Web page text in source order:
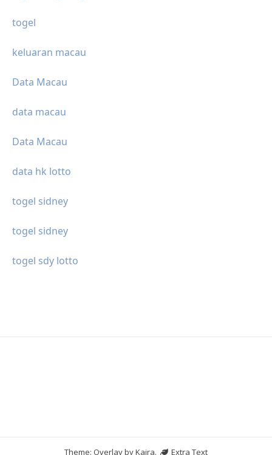
togel
keluaran macau
Data Macau
data macau
Data Macau
data hk lotto
togel sidney
togel sidney
togel sdy lotto
Theme: Overlay byKaira. Extra Text